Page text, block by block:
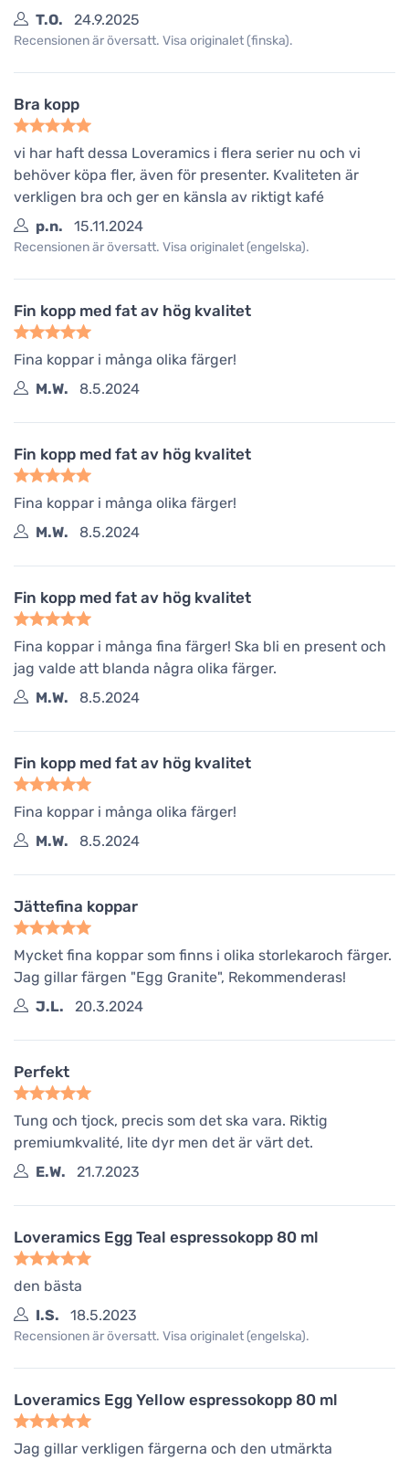
T.O.
24.9.2025
Recensionen är översatt. Visa originalet (finska).
Bra kopp
vi har haft dessa Loveramics i flera serier nu och vi
behöver köpa fler, även för presenter. Kvaliteten är
verkligen bra och ger en känsla av riktigt kafé
p.n.
15.11.2024
Recensionen är översatt. Visa originalet (engelska).
Fin kopp med fat av hög kvalitet
Fina koppar i många olika färger!
M.W.
8.5.2024
Fin kopp med fat av hög kvalitet
Fina koppar i många olika färger!
M.W.
8.5.2024
Fin kopp med fat av hög kvalitet
Fina koppar i många fina färger! Ska bli en present och
jag valde att blanda några olika färger.
M.W.
8.5.2024
Fin kopp med fat av hög kvalitet
Fina koppar i många olika färger!
M.W.
8.5.2024
Jättefina koppar
Mycket fina koppar som finns i olika storlekaroch färger.
Jag gillar färgen "Egg Granite", Rekommenderas!
J.L.
20.3.2024
Perfekt
Tung och tjock, precis som det ska vara. Riktig
premiumkvalité, lite dyr men det är värt det.
E.W.
21.7.2023
Loveramics Egg Teal espressokopp 80 ml
den bästa
I.S.
18.5.2023
Recensionen är översatt. Visa originalet (engelska).
Loveramics Egg Yellow espressokopp 80 ml
Jag gillar verkligen färgerna och den utmärkta